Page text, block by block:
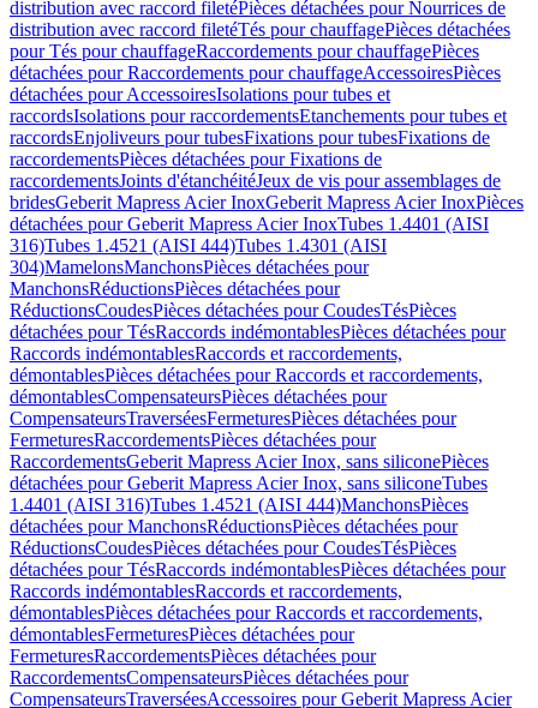
distribution avec raccord filetéPièces détachées pour Nourrices de
distribution avec raccord filetéTés pour chauffagePièces détachées
pour Tés pour chauffageRaccordements pour chauffagePièces
détachées pour Raccordements pour chauffageAccessoiresPièces
détachées pour AccessoiresIsolations pour tubes et
raccordsIsolations pour raccordementsEtanchements pour tubes et
raccordsEnjoliveurs pour tubesFixations pour tubesFixations de
raccordementsPièces détachées pour Fixations de
raccordementsJoints d'étanchéitéJeux de vis pour assemblages de
bridesGeberit Mapress Acier InoxGeberit Mapress Acier InoxPièces
détachées pour Geberit Mapress Acier InoxTubes 1.4401 (AISI
316)Tubes 1.4521 (AISI 444)Tubes 1.4301 (AISI
304)MamelonsManchonsPièces détachées pour
ManchonsRéductionsPièces détachées pour
RéductionsCoudesPièces détachées pour CoudesTésPièces
détachées pour TésRaccords indémontablesPièces détachées pour
Raccords indémontablesRaccords et raccordements,
démontablesPièces détachées pour Raccords et raccordements,
démontablesCompensateursPièces détachées pour
CompensateursTraverséesFermeturesPièces détachées pour
FermeturesRaccordementsPièces détachées pour
RaccordementsGeberit Mapress Acier Inox, sans siliconePièces
détachées pour Geberit Mapress Acier Inox, sans siliconeTubes
1.4401 (AISI 316)Tubes 1.4521 (AISI 444)ManchonsPièces
détachées pour ManchonsRéductionsPièces détachées pour
RéductionsCoudesPièces détachées pour CoudesTésPièces
détachées pour TésRaccords indémontablesPièces détachées pour
Raccords indémontablesRaccords et raccordements,
démontablesPièces détachées pour Raccords et raccordements,
démontablesFermeturesPièces détachées pour
FermeturesRaccordementsPièces détachées pour
RaccordementsCompensateursPièces détachées pour
CompensateursTraverséesAccessoires pour Geberit Mapress Acier